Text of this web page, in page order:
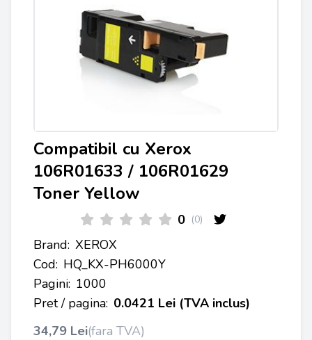
Compatibil cu Xerox
106R01633 / 106R01629
Toner Yellow
0 (0)
Brand: XEROX
Cod: HQ_KX-PH6000Y
Pagini: 1000
Pret / pagina: 0.0421 Lei (TVA inclus)
34,79 Lei(fara TVA)